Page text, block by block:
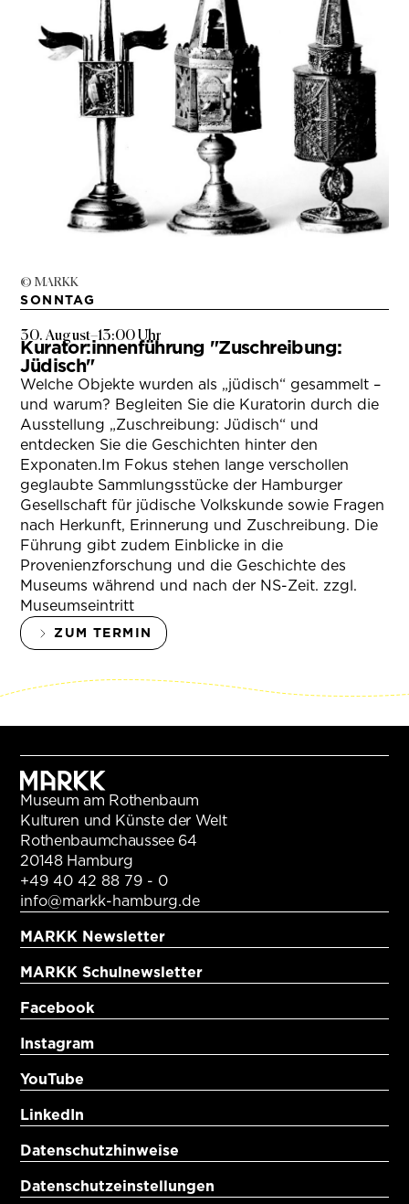
© MARKK
SONNTAG
30. August–13:00 Uhr
Kurator:innenführung "Zuschreibung:
Jüdisch"
Welche Objekte wurden als „jüdisch“ gesammelt –
und warum? Begleiten Sie die Kuratorin durch die
Ausstellung „Zuschreibung: Jüdisch“ und
entdecken Sie die Geschichten hinter den
Exponaten.Im Fokus stehen lange verschollen
geglaubte Sammlungsstücke der Hamburger
Gesellschaft für jüdische Volkskunde sowie Fragen
nach Herkunft, Erinnerung und Zuschreibung. Die
Führung gibt zudem Einblicke in die
Provenienzforschung und die Geschichte des
Museums während und nach der NS-Zeit. zzgl.
Museumseintritt
ZUM TERMIN
Museum am Rothenbaum
Kulturen und Künste der Welt
Rothenbaumchaussee 64
20148 Hamburg
+49 40 42 88 79 - 0
info@markk-hamburg.de
MARKK Newsletter
MARKK Schulnewsletter
Facebook
Instagram
YouTube
LinkedIn
Datenschutzhinweise
Datenschutzeinstellungen